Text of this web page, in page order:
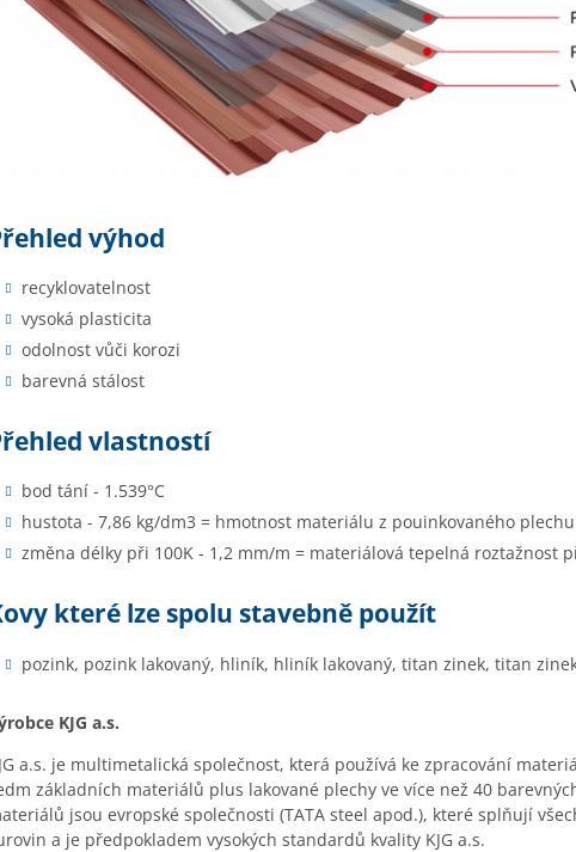
výhod
recyklovatelnost
vysoká plasticita
odolnost vůči korozi
barevná stálost
vlastností
bod tání - 1.539°C
hustota - 7,86 kg/dm3 = hmotnost materiálu z pouinkovaného
změna délky při 100K - 1,2 mm/m = materiálová tepelná roztažnost
které lze spolu stavebně použít
pozink, pozink lakovaný, hliník, hliník lakovaný, titan zinek, titan
KJG a.s.
a.s. je multimetalická společnost, která používá ke zpracování
základních materiálů plus lakované plechy ve více než 40 barevn
ů jsou evropské společnosti (TATA steel apod.), které splňují v
a je předpokladem vysokých standardů kvality KJG a.s.